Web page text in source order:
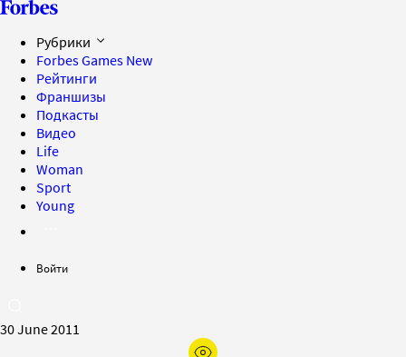
Рубрики
Forbes Games New
Рейтинги
Франшизы
Подкасты
Видео
Life
Woman
Sport
Young
Войти
30 June 2011